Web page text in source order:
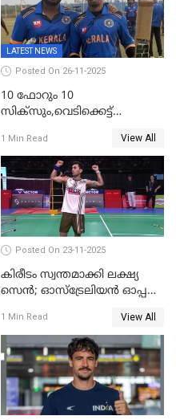
LATEST NEWS
Posted On 26-11-2025
10 ഫോറും 10
സിക്‌സും,വെടിക്കെട്ട്
അര്‍ധ സെഞ്ചുറിയുമായി
സഞ്ജു; ഒഡിഷയെ 10
വിക്കറ്റിന് തകര്‍ത്ത് കേരളം
1 Min Read View All
Posted On 23-11-2025
കിരീടം സ്വന്തമാക്കി ലക്ഷ്യ
സെന്‍; ഓസ്ട്രേലിയന്‍ ഓപ്പണ്‍
1 Min Read View All